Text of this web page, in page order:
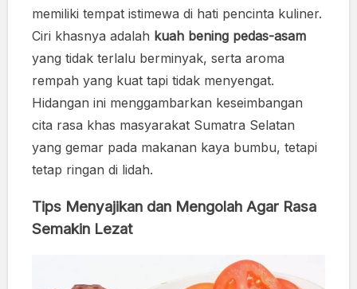
memiliki tempat istimewa di hati pencinta kuliner.
Ciri khasnya adalah kuah bening pedas-asam
yang tidak terlalu berminyak, serta aroma
rempah yang kuat tapi tidak menyengat.
Hidangan ini menggambarkan keseimbangan
cita rasa khas masyarakat Sumatra Selatan
yang gemar pada makanan kaya bumbu, tetapi
tetap ringan di lidah.
Tips Menyajikan dan Mengolah Agar Rasa
Semakin Lezat